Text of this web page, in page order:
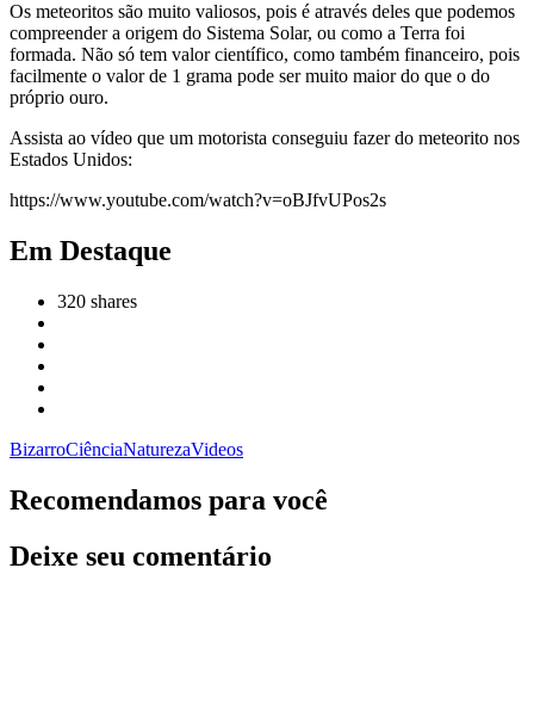
Os meteoritos são muito valiosos, pois é através deles que podemos
compreender a origem do Sistema Solar, ou como a Terra foi
formada. Não só tem valor científico, como também financeiro, pois
facilmente o valor de 1 grama pode ser muito maior do que o do
próprio ouro.
Assista ao vídeo que um motorista conseguiu fazer do meteorito nos
Estados Unidos:
https://www.youtube.com/watch?v=oBJfvUPos2s
Em Destaque
320 shares
BizarroCiênciaNaturezaVideos
Recomendamos para você
Deixe seu comentário